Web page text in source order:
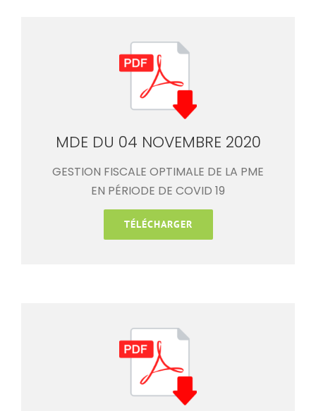
MDE DU 04 NOVEMBRE 2020
GESTION FISCALE OPTIMALE DE LA PME
EN PÉRIODE DE COVID 19
TÉLÉCHARGER